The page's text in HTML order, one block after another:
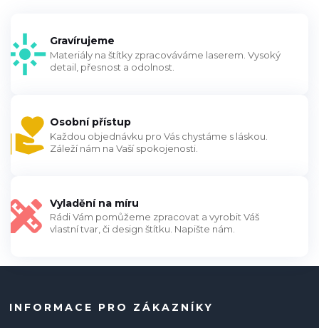
Gravírujeme
Materiály na štítky zpracováváme laserem. Vysoký
detail, přesnost a odolnost.
Osobní přístup
Každou objednávku pro Vás chystáme s láskou.
Záleží nám na Vaší spokojenosti.
Vyladění na míru
Rádi Vám pomůžeme zpracovat a vyrobit Váš
vlastní tvar, či design štítku. Napište nám.
INFORMACE PRO ZÁKAZNÍKY